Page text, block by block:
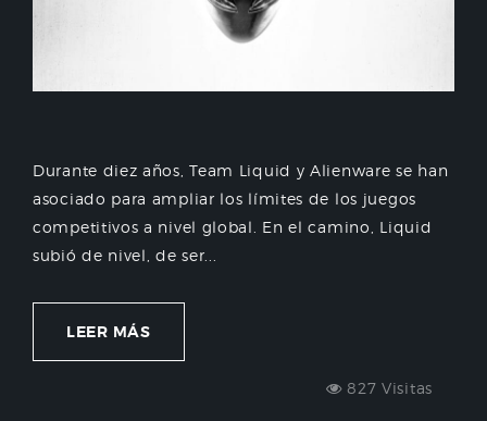
Durante diez años, Team Liquid y Alienware se han
asociado para ampliar los límites de los juegos
competitivos a nivel global. En el camino, Liquid
subió de nivel, de ser...
LEER MÁS
827 Visitas